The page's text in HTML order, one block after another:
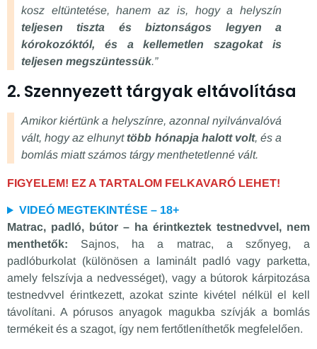
kosz eltüntetése, hanem az is, hogy a helyszín
teljesen tiszta és biztonságos legyen a
kórokozóktól, és a kellemetlen szagokat is
teljesen megszüntessük.”
2. Szennyezett tárgyak eltávolítása
Amikor kiértünk a helyszínre, azonnal nyilvánvalóvá
vált, hogy az elhunyttöbb hónapja halott volt, és a
bomlás miatt számos tárgy menthetetlenné vált.
FIGYELEM! EZ A TARTALOM FELKAVARÓ LEHET!
VIDEÓ MEGTEKINTÉSE – 18+
Matrac, padló, bútor – ha érintkeztek testnedvvel, nem
menthetők: Sajnos, ha a matrac, a szőnyeg, a
padlóburkolat (különösen a laminált padló vagy parketta,
amely felszívja a nedvességet), vagy a bútorok kárpitozása
testnedvvel érintkezett, azokat szinte kivétel nélkül el kell
távolítani. A pórusos anyagok magukba szívják a bomlás
termékeit és a szagot, így nem fertőtleníthetők megfelelően.